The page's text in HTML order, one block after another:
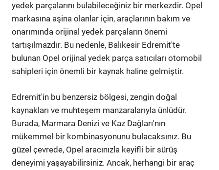
yedek parçalarını bulabileceğiniz bir merkezdir. Opel
markasına aşina olanlar için, araçlarının bakım ve
onarımında orijinal yedek parçaların önemi
tartışılmazdır. Bu nedenle, Balıkesir Edremit'te
bulunan Opel orijinal yedek parça satıcıları otomobil
sahipleri için önemli bir kaynak haline gelmiştir.
Edremit'in bu benzersiz bölgesi, zengin doğal
kaynakları ve muhteşem manzaralarıyla ünlüdür.
Burada, Marmara Denizi ve Kaz Dağları'nın
mükemmel bir kombinasyonunu bulacaksınız. Bu
güzel çevrede, Opel aracınızla keyifli bir sürüş
deneyimi yaşayabilirsiniz. Ancak, herhangi bir araç